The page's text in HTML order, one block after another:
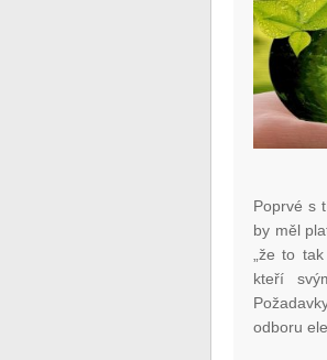
Poprvé s
by měl
„že to
kteří
odboru